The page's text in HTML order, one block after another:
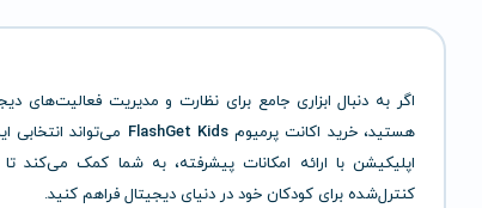
اگر به دنبال ابزاری جامع برای نظارت و مدیریت فعالیت‌های
هستید، خرید اکانت پرمیومFlashGet Kids می‌تواند انتخابی
اپلیکیشن با ارائه امکانات پیشرفته، به شما کمک می‌کند
کنترل‌شده برای کودکان خود در دنیای دیجیتال فراهم کنید.